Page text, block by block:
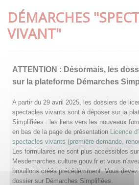
DÉMARCHES
VIVANT"
ATTENTION : Désormais, les
sur la plateforme Démarches
A partir du 29 avril 2025, les dossiers de
spectacles vivants sont à déposer sur la
Simplifiées : les liens vers les nouveaux
en bas de la page de présentation Licence
spectacles vivants (première demande,
Les formulaires ne sont plus accessibles sur
Mesdemarches.culture.gouv.fr et vous
brouillons créés précédemment. Vous
dossier sur Démarches Simplifiées.